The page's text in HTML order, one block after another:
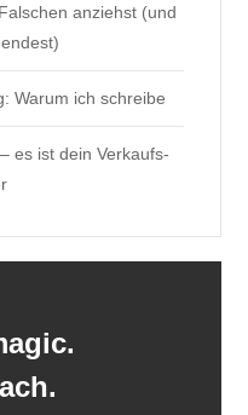
anziehst (und
Warum ich schreibe
es ist dein Verkaufs-